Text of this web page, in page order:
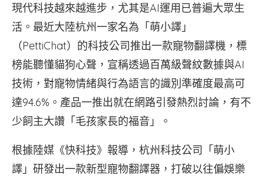
現代科技越來越進步，尤其是AI運用已普遍大眾生
活。最近大陸杭州一家名為「萌小譯」
（PettiChat）的科技公司推出一款寵物翻譯機，標
榜能聽懂貓狗心聲，宣稱透過百萬級聲紋數據與AI
技術，對寵物情緒與行為語言的識別準確度最高可
達94.6%。產品一推出就在網路引發熱烈討論，有不
少飼主大讚「毛孩家長的福音」。
根據陸媒《快科技》報導，杭州科技公司「萌小
譯」研發出一款新型寵物翻譯器，打破以往偏娛樂